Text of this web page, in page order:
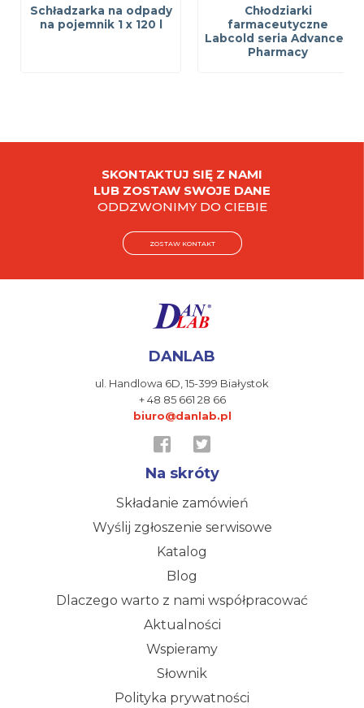
Schładzarka na odpady
na pojemnik 1 x 120 l
Chłodziarki
farmaceutyczne
Labcold seria Advanced
Pharmacy
SKONTAKTUJ SIĘ Z NAMI
LUB ZOSTAW SWOJE DANE
ODDZWONIMY DO CIEBIE
ZOSTAW KONTAKT
DANLAB
ul. Handlowa 6D,15-399 Białystok
+ 48 85 661 28 66
biuro@danlab.pl
Na skróty
Składanie zamówień
Wyślij zgłoszenie serwisowe
Katalog
Blog
Dlaczego warto z nami współpracować
Aktualności
Wspieramy
Słownik
Polityka prywatności